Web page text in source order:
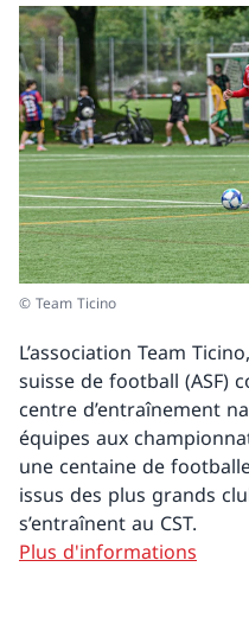
© Team Ticino
L’association Team
suisse de football (ASF)
centre d’entraînement
équipes aux
une centaine de
issus des plus grands
s’entraînent au CST.
Plus d'informations